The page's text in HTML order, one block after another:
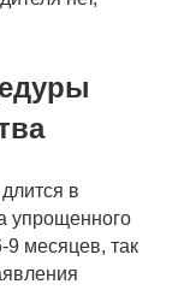
в
упрощенного
9 месяцев, так